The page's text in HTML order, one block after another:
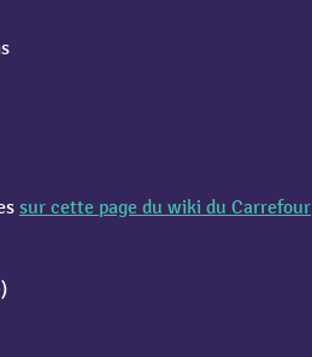
sur cette page du wiki du Carrefour